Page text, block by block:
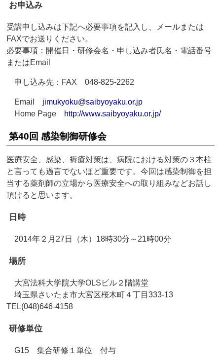
お申込み
受講申し込みは下記へ必要事項を記入し、メールまたは
FAXでお送りください。
必要事項：開催日・研修会名・申し込み者氏名・電話番号
またはEmail
申し込み先：FAX 048-825-2262
Email jimukyoku@saibyoyaku.or.jp
Home Page http://www.saibyoyaku.or.jp/
第40回 感染制御研修会
医療安全、感染、褥瘡対策は、病院における対策の３本柱
と言っても過言でないほど重要です。今回は感染制御を担
当する薬剤師の立場から医療安全への取り組みなどお話し
頂けると思います。
日時
2014年２月27日（木）18時30分～21時00分
場所
大宮法科大学院大学OLSビル２階講堂
埼玉県さいたま市大宮区桜木町４丁目333-13
TEL(048)646-4158
研修単位
G15 集合研修１単位 付与